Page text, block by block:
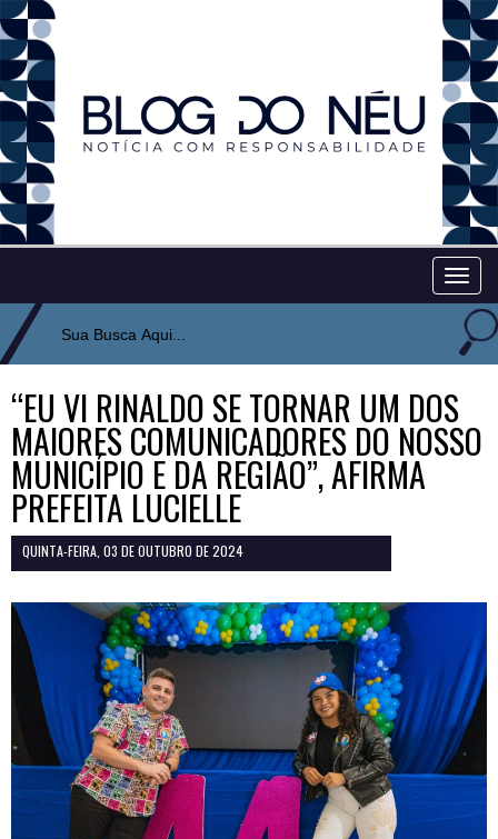
“EU VI RINALDO SE TORNAR UM DOS
MAIORES COMUNICADORES DO NOSSO
MUNICÍPIO E DA REGIÃO”, AFIRMA
PREFEITA LUCIELLE
QUINTA-FEIRA, 03 DE OUTUBRO DE 2024